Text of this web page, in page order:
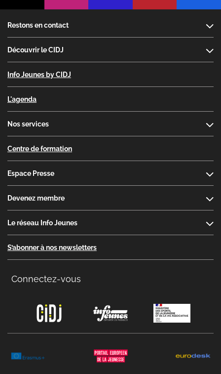
Restons en contact
Découvrir le CIDJ
Info Jeunes by CIDJ
L'agenda
Nos services
Centre de formation
Espace Presse
Devenez membre
Le réseau Info Jeunes
S’abonner à nos newsletters
Connectez-vous